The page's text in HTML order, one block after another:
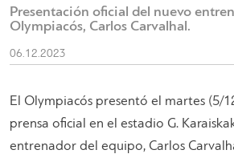
Presentación oficial del nuevo
Olympiacós, Carlos Carvalhal.
06.12.2023
El Olympiacós presentó el martes (5/
prensa oficial en el estadio G.
entrenador del equipo, Carlos